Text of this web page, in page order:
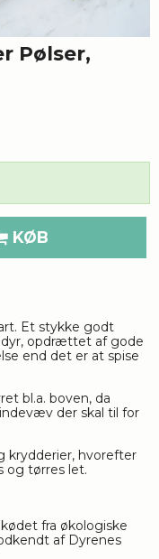
Pølser,
KØB
Et stykke godt
opdrættet af gode
end det er at spise
bl.a. boven, da
der skal til for
krydderier, hvorefter
og tørres let.
fra økologiske
af Dyrenes